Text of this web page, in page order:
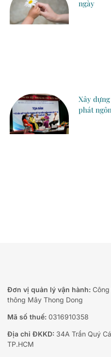
ngày
Xây
phát
Đơn vị quản lý vận hành:
thông Mây Thong Dong
Mã số thuế: 0316910358
Địa chỉ ĐKKD: 34A Trần Quý
TP.HCM